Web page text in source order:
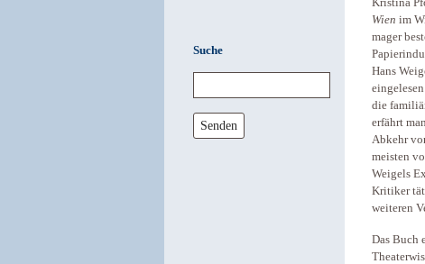
Suche
Senden
Kristina
Wien im
mager
Hans
die
erfährt
Abkehr
meisten
Weigels
Kritiker
weiteren
Das Buch